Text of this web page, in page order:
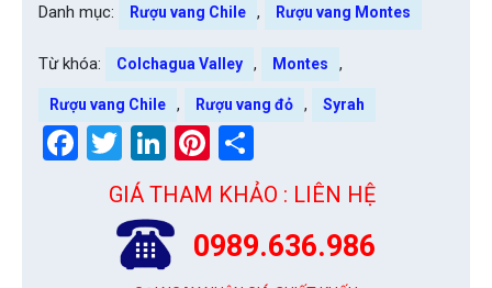
Danh mục: Rượu vang Chile , Rượu vang Montes
Từ khóa: Colchagua Valley , Montes ,
Rượu vang Chile , Rượu vang đỏ , Syrah
Facebook
Twitter
LinkedIn
Pinterest
GIÁ THAM KHẢO : LIÊN HỆ
0989.636.986